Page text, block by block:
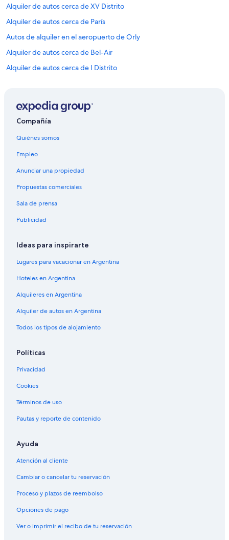
Alquiler de autos cerca de XV Distrito
Alquiler de autos cerca de París
Autos de alquiler en el aeropuerto de Orly
Alquiler de autos cerca de Bel-Air
Alquiler de autos cerca de I Distrito
Compañía
Quiénes somos
Empleo
Anunciar una propiedad
Propuestas comerciales
Sala de prensa
Publicidad
Ideas para inspirarte
Lugares para vacacionar en Argentina
Hoteles en Argentina
Alquileres en Argentina
Alquiler de autos en Argentina
Todos los tipos de alojamiento
Políticas
Privacidad
Cookies
Términos de uso
Pautas y reporte de contenido
Ayuda
Atención al cliente
Cambiar o cancelar tu reservación
Proceso y plazos de reembolso
Opciones de pago
Ver o imprimir el recibo de tu reservación